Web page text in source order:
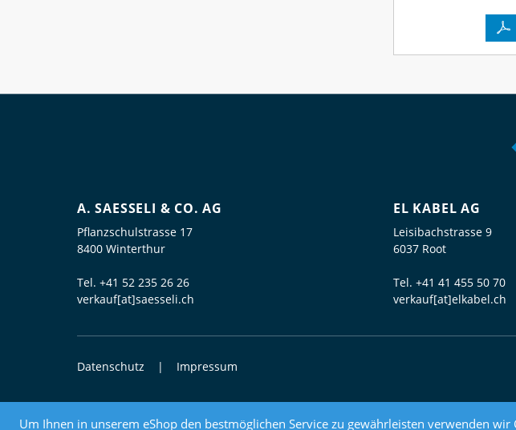
Um Ihnen in unserem eShop den bestmöglichen Service zu gewährleisten verwenden wir
A. SAESSELI & CO. AG
Pflanzschulstrasse 17
8400 Winterthur
Tel. +41 52 235 26 26
verkauf[at]saesseli.ch
EL KABEL AG
Leisibachstrasse 9
6037 Root
Tel. +41 41 455 50 70
verkauf[at]elkabel.ch
Datenschutz Impressum